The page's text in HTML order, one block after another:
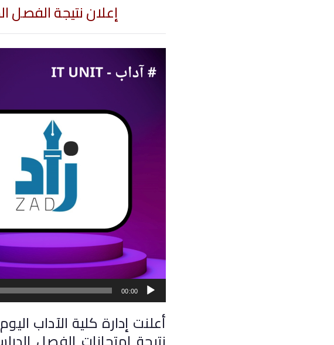
إعلان نتيجة الفصل
الفيديو
00:00